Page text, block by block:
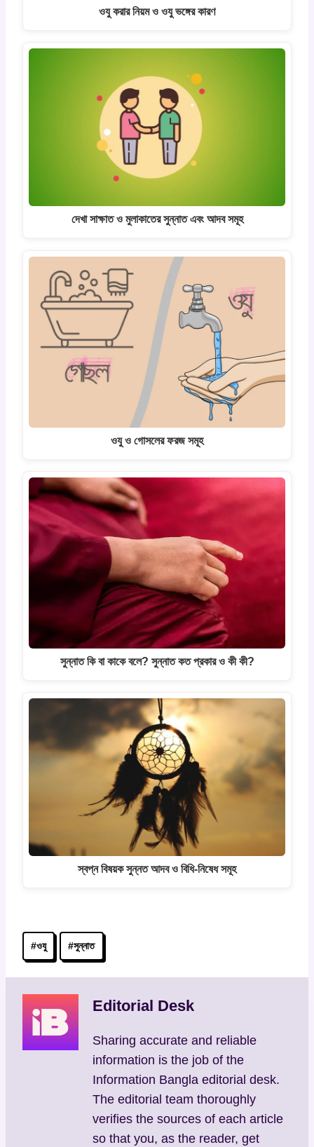
ওযু করার নিয়ম ও ওযু ভঙ্গের কারণ
দেখা সাক্ষাত ও মুলাকাতের সুন্নাত এবং আদব সমূহ
ওযু ও গোসলের ফরজ সমূহ
সুন্নাত কি বা কাকে বলে? সুন্নাত কত প্রকার ও কী কী?
স্বপ্ন বিষয়ক সুন্নত আদব ও বিধি-নিষেধ সমূহ
Post
Tags:
#ওযু #সুন্নাত
Editorial Desk
Sharing accurate and reliable
information is the job of the
Information Bangla editorial desk.
The editorial team thoroughly
verifies the sources of each article
so that you, as the reader, get